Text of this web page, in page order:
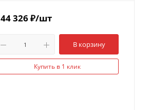
326₽/шт
В корзину
Купить в 1 клик